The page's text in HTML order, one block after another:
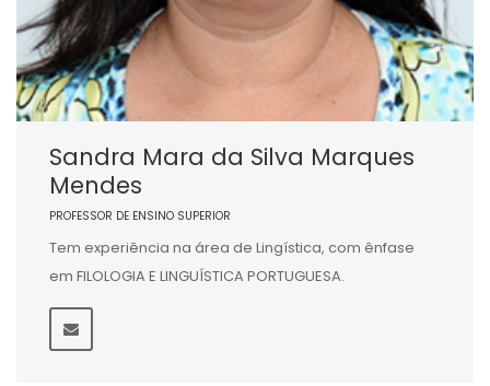
Sandra Mara da Silva Marques
Mendes
PROFESSOR DE ENSINO SUPERIOR
Tem experiência na área de Lingística, com ênfase
em FILOLOGIA E LINGUÍSTICA PORTUGUESA.